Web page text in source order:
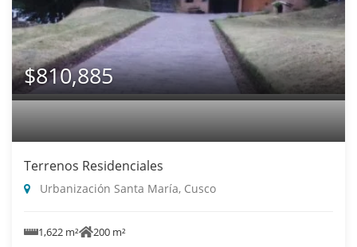
$810,885
Terrenos Residenciales
Urbanización Santa María, Cusco
1,622 m² 200 m²